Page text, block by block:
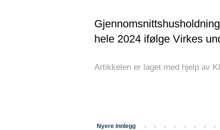
hele 2024 ifølge Virkes
Artikkelen er laget med hjelp av
Nyere innlegg